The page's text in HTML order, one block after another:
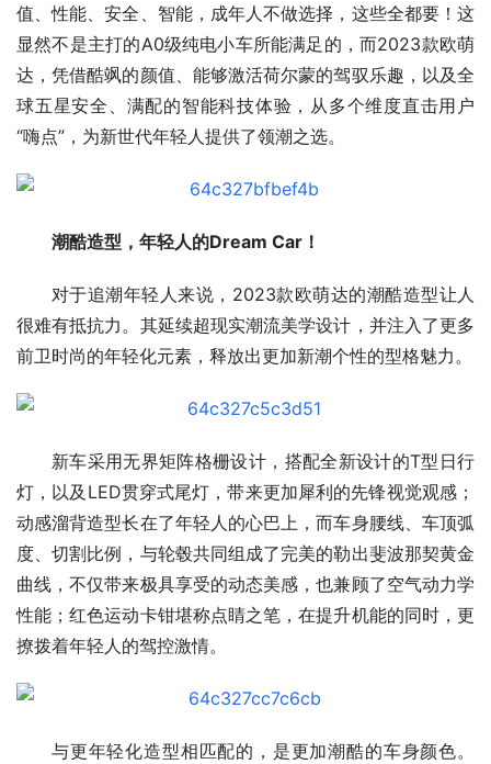
值、性能、安全、智能，成年人不做选择，这些全都要！这
显然不是主打的A0级纯电小车所能满足的，而2023款欧萌
达，凭借酷飒的颜值、能够激活荷尔蒙的驾驭乐趣，以及全
球五星安全、满配的智能科技体验，从多个维度直击用户
“嗨点”，为新世代年轻人提供了领潮之选。
潮酷造型，年轻人的Dream Car！
对于追潮年轻人来说，2023款欧萌达的潮酷造型让人
很难有抵抗力。其延续超现实潮流美学设计，并注入了更多
前卫时尚的年轻化元素，释放出更加新潮个性的型格魅力。
新车采用无界矩阵格栅设计，搭配全新设计的T型日行
灯，以及LED贯穿式尾灯，带来更加犀利的先锋视觉观感；
动感溜背造型长在了年轻人的心巴上，而车身腰线、车顶弧
度、切割比例，与轮毂共同组成了完美的勒出斐波那契黄金
曲线，不仅带来极具享受的动态美感，也兼顾了空气动力学
性能；红色运动卡钳堪称点睛之笔，在提升机能的同时，更
撩拨着年轻人的驾控激情。
与更年轻化造型相匹配的，是更加潮酷的车身颜色。